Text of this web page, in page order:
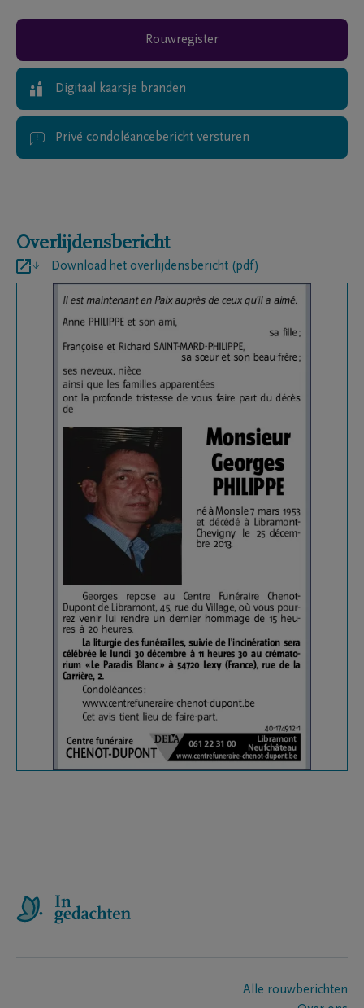
Rouwregister
Digitaal kaarsje branden
Privé condoléancebericht versturen
Overlijdensbericht
Download het overlijdensbericht (pdf)
Alle rouwberichten